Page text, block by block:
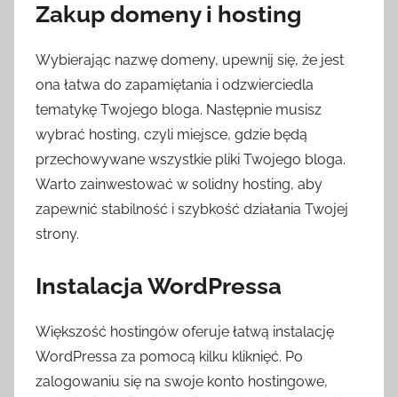
Zakup domeny i hosting
Wybierając nazwę domeny, upewnij się, że jest
ona łatwa do zapamiętania i odzwierciedla
tematykę Twojego bloga. Następnie musisz
wybrać hosting, czyli miejsce, gdzie będą
przechowywane wszystkie pliki Twojego bloga.
Warto zainwestować w solidny hosting, aby
zapewnić stabilność i szybkość działania Twojej
strony.
Instalacja WordPressa
Większość hostingów oferuje łatwą instalację
WordPressa za pomocą kilku kliknięć. Po
zalogowaniu się na swoje konto hostingowe,